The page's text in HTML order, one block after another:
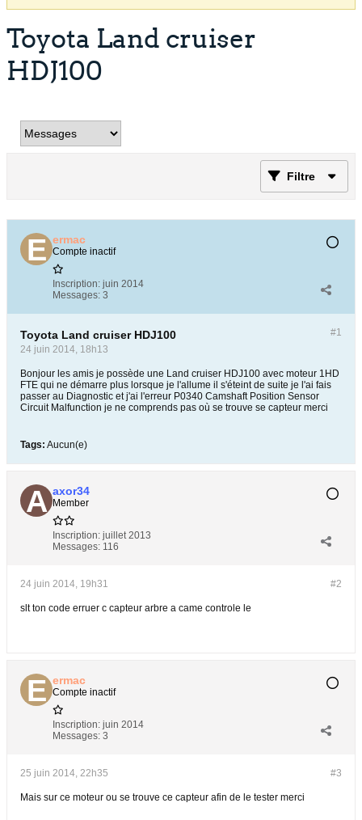
Toyota Land cruiser
HDJ100
Filtre
ermac
Compte inactif
Inscription: juin 2014
Messages: 3
#1
Toyota Land cruiser HDJ100
24 juin 2014, 18h13
Bonjour les amis je possède une Land cruiser HDJ100 avec moteur 1HD
FTE qui ne démarre plus lorsque je l'allume il s'éteint de suite je l'ai fais
passer au Diagnostic et j'ai l'erreur P0340 Camshaft Position Sensor
Circuit Malfunction je ne comprends pas où se trouve se capteur merci
Tags: Aucun(e)
axor34
Member
Inscription: juillet 2013
Messages: 116
#2
24 juin 2014, 19h31
slt ton code erruer c capteur arbre a came controle le
ermac
Compte inactif
Inscription: juin 2014
Messages: 3
#3
25 juin 2014, 22h35
Mais sur ce moteur ou se trouve ce capteur afin de le tester merci